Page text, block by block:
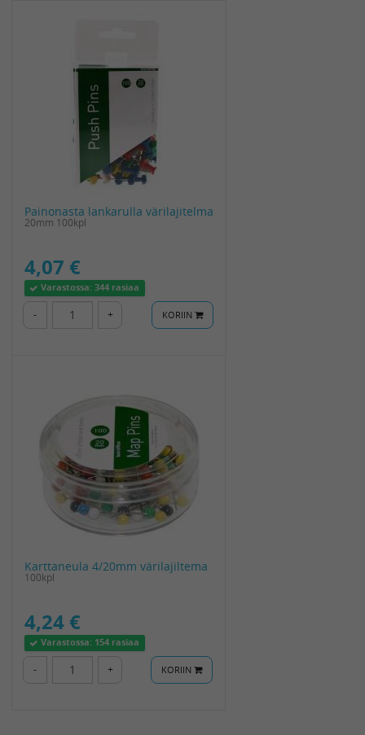
Painonasta lankarulla värilajitelma
20mm 100kpl
4,07 €
Varastossa:344 rasiaa
- + KORIIN
Karttaneula 4/20mm värilajiltema
100kpl
4,24 €
Varastossa: 154 rasiaa
- + KORIIN